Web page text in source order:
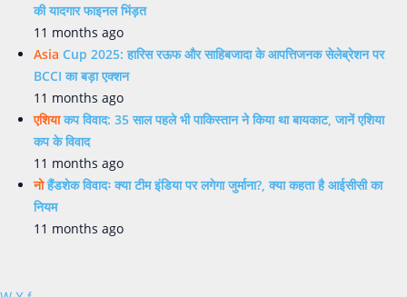
की यादगार फाइनल भिंड़त
11 months ago
Asia Cup 2025: हारिस रऊफ और साहिबजादा के आपत्तिजनक सेलेब्रेशन पर
BCCI का बड़ा एक्शन
11 months ago
एशियाकप विवाद: 35 साल पहले भी पाकिस्तान ने किया था बायकाट, जानें एशिया
कप के विवाद
11 months ago
नोहैंडशेक विवादः क्या टीम इंडिया पर लगेगा जुर्माना?, क्या कहता है आईसीसी का
नियम
11 months ago